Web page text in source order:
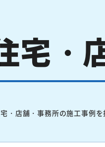
宅・
・店舗・事務所の施工事例を